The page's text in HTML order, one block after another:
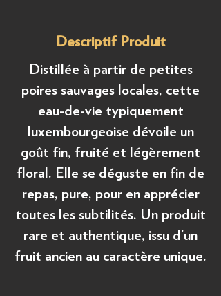
Descriptif Produit
Distillée à partir de petites
poires sauvages locales, cette
eau-de-vie typiquement
luxembourgeoise dévoile un
goût fin, fruité et légèrement
floral. Elle se déguste en fin de
repas, pure, pour en apprécier
toutes les subtilités. Un produit
rare et authentique, issu d’un
fruit ancien au caractère unique.